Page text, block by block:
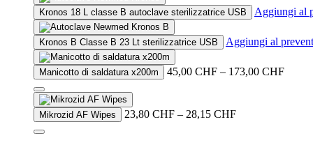
through
249,00 CHF
product
has
multiple
variants.
The
options
may
be
chosen
on
the
Kronos 18 L classe B autoclave sterilizzatrice USB Aggiungi al
Kronos B Classe B 23 Lt sterilizzatrice USB Aggiungi al
Manicotto di saldatura x200m 45,00 CHF – 173,00 CHFPrice
This
product
has
multiple
Mikrozid AF Wipes 23,80 CHF – 28,15 CHFPrice